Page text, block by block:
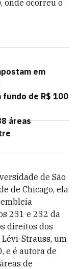
onde ocorreu o
em
fundo de R$ 100
áreas
de São
de Chicago, ela
231 e 232 da
direitos dos
Strauss, um
e é autora de
de